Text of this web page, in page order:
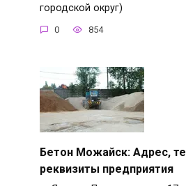
городской округ)
0 854
Бетон Можайск: Адрес,
реквизиты предприятия